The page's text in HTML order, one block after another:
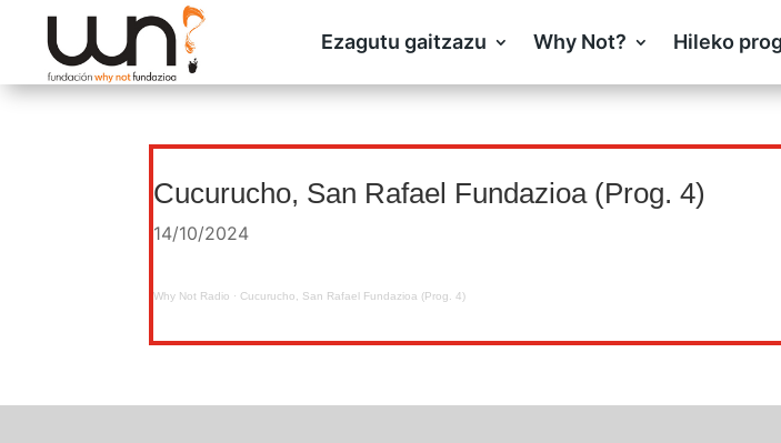
Ezagutu gaitzazu Why Not? Hileko
Cucurucho, San Rafael Fundazioa (Prog. 4)
14/10/2024
Why Not Radio · Cucurucho, San Rafael Fundazioa (Prog. 4)